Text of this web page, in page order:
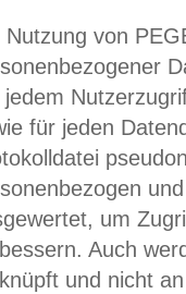
Nutzung von
jedem
für jeden
um
Auch
und nicht